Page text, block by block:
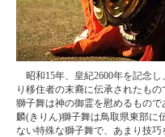
昭和15年、皇紀2600年を記念し
り移住者の末裔に伝承されたも
獅子舞は神の御霊を慰めるもの
麟(きりん)獅子舞は鳥取県東部に
ない特殊な獅子舞で、あまり技